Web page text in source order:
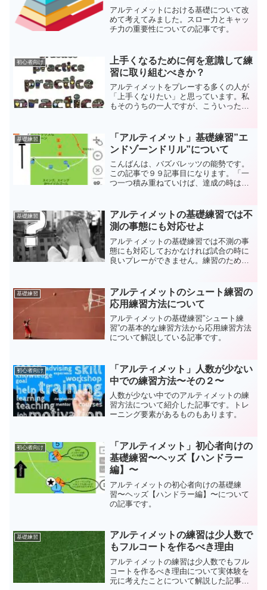
アルティメットにおける基礎について改
めて考えてみました。スロー力とキャッ
チ力の重要性についての記事です。
初心者向け
上手くなるために何を意識して練
習に取り組むべきか？
アルティメットをプレーする多くの人が
「上手くなりたい」と思っています。私
もそのうちの一人ですが、こういったこ
識が変われば上達速度は上がる・・・は
ず。
基礎練習
「アルティメット」基礎練習”エ
ンドゾーンドリル”について
こんばんは、バズバレッツの能勢です。
この記事で９９記事目になります。「一
つ一つ積み重ねていけば、達成の時は必
はまだまだ先にあるので、少しづつ積み
上げていきます。さて、今...
基礎練習
アルティメットの基礎練習では不
測の事態にも対応せよ
アルティメットの基礎練習では不測の事
態にも対応しておかなければ試合の時に
良いプレーができません。練習のための
るので、基礎練習中であっても次のプレ
ーを考えながらプレーする大切さについ
て書きました。
基礎練習
アルティメットのシュート練習の
応用練習方法について
アルティメットの基礎練習”シュート練
習”の基本的な練習方法から応用練習方法
について解説している記事です。
初心者向け
「アルティメット」人数が少ない
中での練習方法〜その２〜
人数が少ない中でのアルティメットの練
習方法について紹介した記事です。トレ
ーニング要素があるものもあります。
初心者向け
「アルティメット」初心者向けの
基礎練習〜ヘッズ【ハンドラー
編】〜
アルティメットの初心者向けの基礎練
習〜ヘッズ【ハンドラー編】〜について
の記事です。
基礎練習
アルティメットの練習は少人数で
もフルコートを作るべき理由
アルティメットの練習は少人数でもフル
コートを作るべき理由について実体験を
元に考えたことについて解説した記事で